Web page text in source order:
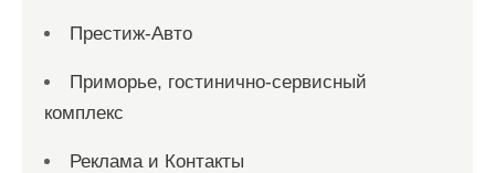
Престиж-Авто
Приморье, гостинично-сервисный
комплекс
Реклама и Контакты